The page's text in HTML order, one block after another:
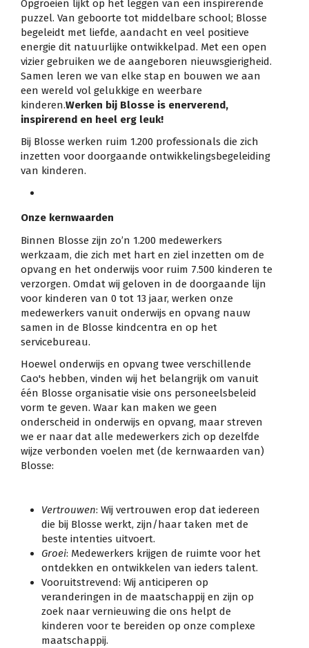
Opgroeien lijkt op het leggen van een inspirerende
puzzel. Van geboorte tot middelbare school; Blosse
begeleidt met liefde, aandacht en veel positieve
energie dit natuurlijke ontwikkelpad. Met een open
vizier gebruiken we de aangeboren nieuwsgierigheid.
Samen leren we van elke stap en bouwen we aan
een wereld vol gelukkige en weerbare
kinderen.Werken bij Blosse is enerverend,
inspirerend en heel erg leuk!
Bij Blosse werken ruim 1.200 professionals die zich
inzetten voor doorgaande ontwikkelingsbegeleiding
van kinderen.
Onze kernwaarden
Binnen Blosse zijn zo’n 1.200 medewerkers
werkzaam, die zich met hart en ziel inzetten om de
opvang en het onderwijs voor ruim 7.500 kinderen te
verzorgen. Omdat wij geloven in de doorgaande lijn
voor kinderen van 0 tot 13 jaar, werken onze
medewerkers vanuit onderwijs en opvang nauw
samen in de Blosse kindcentra en op het
servicebureau.
Hoewel onderwijs en opvang twee verschillende
Cao's hebben, vinden wij het belangrijk om vanuit
één Blosse organisatie visie ons personeelsbeleid
vorm te geven. Waar kan maken we geen
onderscheid in onderwijs en opvang, maar streven
we er naar dat alle medewerkers zich op dezelfde
wijze verbonden voelen met (de kernwaarden van)
Blosse:
Vertrouwen: Wij vertrouwen erop dat iedereen
die bij Blosse werkt, zijn/haar taken met de
beste intenties uitvoert.
Groei: Medewerkers krijgen de ruimte voor het
ontdekken en ontwikkelen van ieders talent.
Vooruitstrevend: Wij anticiperen op
veranderingen in de maatschappij en zijn op
zoek naar vernieuwing die ons helpt de
kinderen voor te bereiden op onze complexe
maatschappij.